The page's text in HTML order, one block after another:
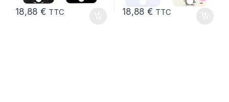
18,88€ TTC 18,88€ TTC